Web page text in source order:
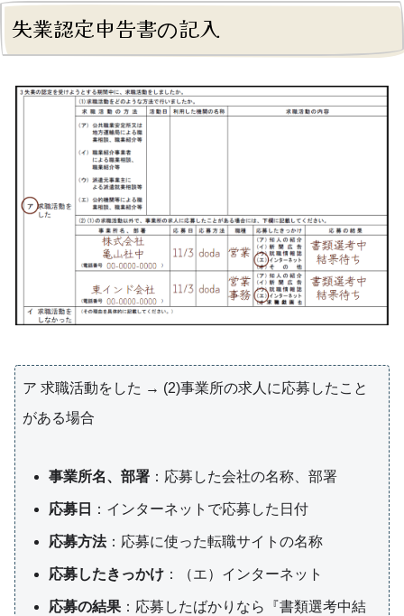
失業認定申告書の記入
ア 求職活動をした → (2)事業所の求人に応募したこと
がある場合
事業所名、部署 ：応募した会社の名称、部署
応募日 ：インターネットで応募した日付
応募方法：応募に使った転職サイトの名称
応募したきっかけ ：（エ）インターネット
応募の結果 ：応募したばかりなら『書類選考中結